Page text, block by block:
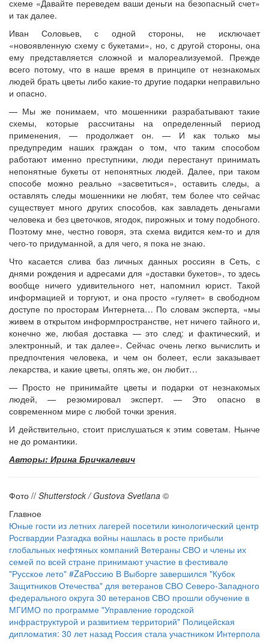
схеме «Давайте переведем ваши деньги на безопасный счет»
и так далее.
Иван Соловьев, с одной стороны, не исключает
«новоявленную схему с букетами», но, с другой стороны, она
ему представляется сложной и малореализуемой. Прежде
всего потому, что в наше время в принципе от незнакомых
людей брать цветы либо какие-то другие подарки неправильно
и опасно.
— Мы же понимаем, что мошенники разрабатывают такие
схемы, которые рассчитаны на определенный период
применения, — продолжает он. — И как только мы
предупредим наших граждан о том, что таким способом
работают именно преступники, люди перестанут принимать
непонятные букеты от непонятных людей. Далее, при таком
способе можно реально «засветиться», оставить следы, а
оставлять следы мошенники не любят, тем более что сейчас
существует много других способов, как завладеть деньгами
человека и без цветочков, ягодок, пирожных и тому подобного.
Поэтому мне, честно говоря, эта схема видится кем-то и для
чего-то придуманной, а для чего, я пока не знаю.
Что касается слива баз личных данных россиян в Сеть, с
днями рождения и адресами для «доставки букетов», то здесь
вообще ничего удивительного нет, напомнил юрист. Такой
информацией и торгуют, и она просто «гуляет» в свободном
доступе по просторам Интернета… По словам эксперта, «мы
живем в открытом информпространстве, нет ничего тайного и,
конечно же, любая доставка — это след: и фактический, и
электронный, и так далее». Сейчас очень легко вычислить и
предпочтения человека, и чем он болеет, если заказывает
лекарства, и какие цветы, опять же, он любит…
— Просто не принимайте цветы и подарки от незнакомых
людей, — резюмировал эксперт. — Это опасно в
современном мире с любой точки зрения.
И действительно, стоит прислушаться к этим советам. Нынче
не до романтики.
Авторы: Ирина Бричкалевич
Фото // Shutterstock / Gustova Svetlana ©
Главное
Юные гости из летних лагерей посетили кинологический центр
Росгвардии Разгадка войны нашлась в росте прибыли
глобальных нефтяных компаний Ветераны СВО и члены их
семей по всей стране принимают участие в фестивале
"Русское лето" #ZaРоссию В Выборге завершился "Кубок
Защитников Отечества" для ветеранов СВО Северо-Западного
федерального округа 30 ветеранов СВО прошли обучение в
МГИМО по программе "Управление городской
инфраструктурой и развитием территорий" Полицейская
дипломатия: 30 лет назад Россия стала участником Интерпола